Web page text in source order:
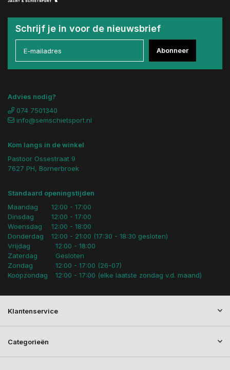
Schrijf je in voor de nieuwsbrief
Abonneer
Advies nodig?
074 7501340
info@semschietsport.nl
Kom langs in de winkel
Pastoor Ossestraat 9
7627 PH, Bornerbroek
Standaard openingstijden
Maandag
Dinsdag
Woensdag
Donderdag
12:00 - 17:00
12:00 - 17:00
12:00 - 18:00
12:00 - 21:00 (17:30 - 18:30 gesloten)
Vrijdag
Zaterdag
Zondag
Koopzondag
12:00 - 18:00
Gesloten
12:00 - 17:00 (26-07)
12:00 - 17:00 (elke laatste zondag v.d. maand)
Klantenservice
Categorieën